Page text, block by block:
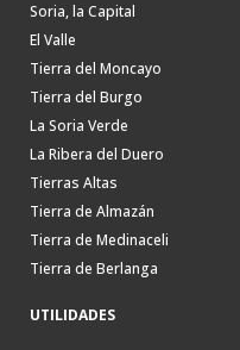
Soria, la Capital
El Valle
Tierra del Moncayo
Tierra del Burgo
La Soria Verde
La Ribera del Duero
Tierras Altas
Tierra de Almazán
Tierra de Medinaceli
Tierra de Berlanga
UTILIDADES